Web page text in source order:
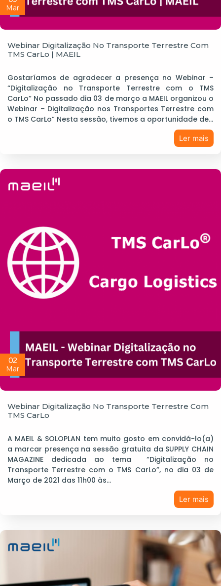
Mar
Webinar Digitalização No Transporte Terrestre Com
TMS CarLo | MAEIL
Gostaríamos de agradecer a presença no Webinar –
“Digitalização no Transporte Terrestre com o TMS
CarLo” No passado dia 03 de março a MAEIL organizou o
Webinar – Digitalização nos Transportes Terrestre com
o TMS CarLo” Nesta sessão, tivemos a oportunidade de…
Ler mais
02
Mar
Webinar Digitalização No Transporte Terrestre Com
TMS CarLo
A MAEIL & SOLOPLAN tem muito gosto em convidá-lo(a)
a marcar presença na sessão gratuita da SUPPLY CHAIN
MAGAZINE dedicada ao tema “Digitalização no
Transporte Terrestre com o TMS CarLo”, no dia 03 de
Março de 2021 das 11h00 às…
Ler mais